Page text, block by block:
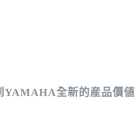
YAMAHA全新的産品價値